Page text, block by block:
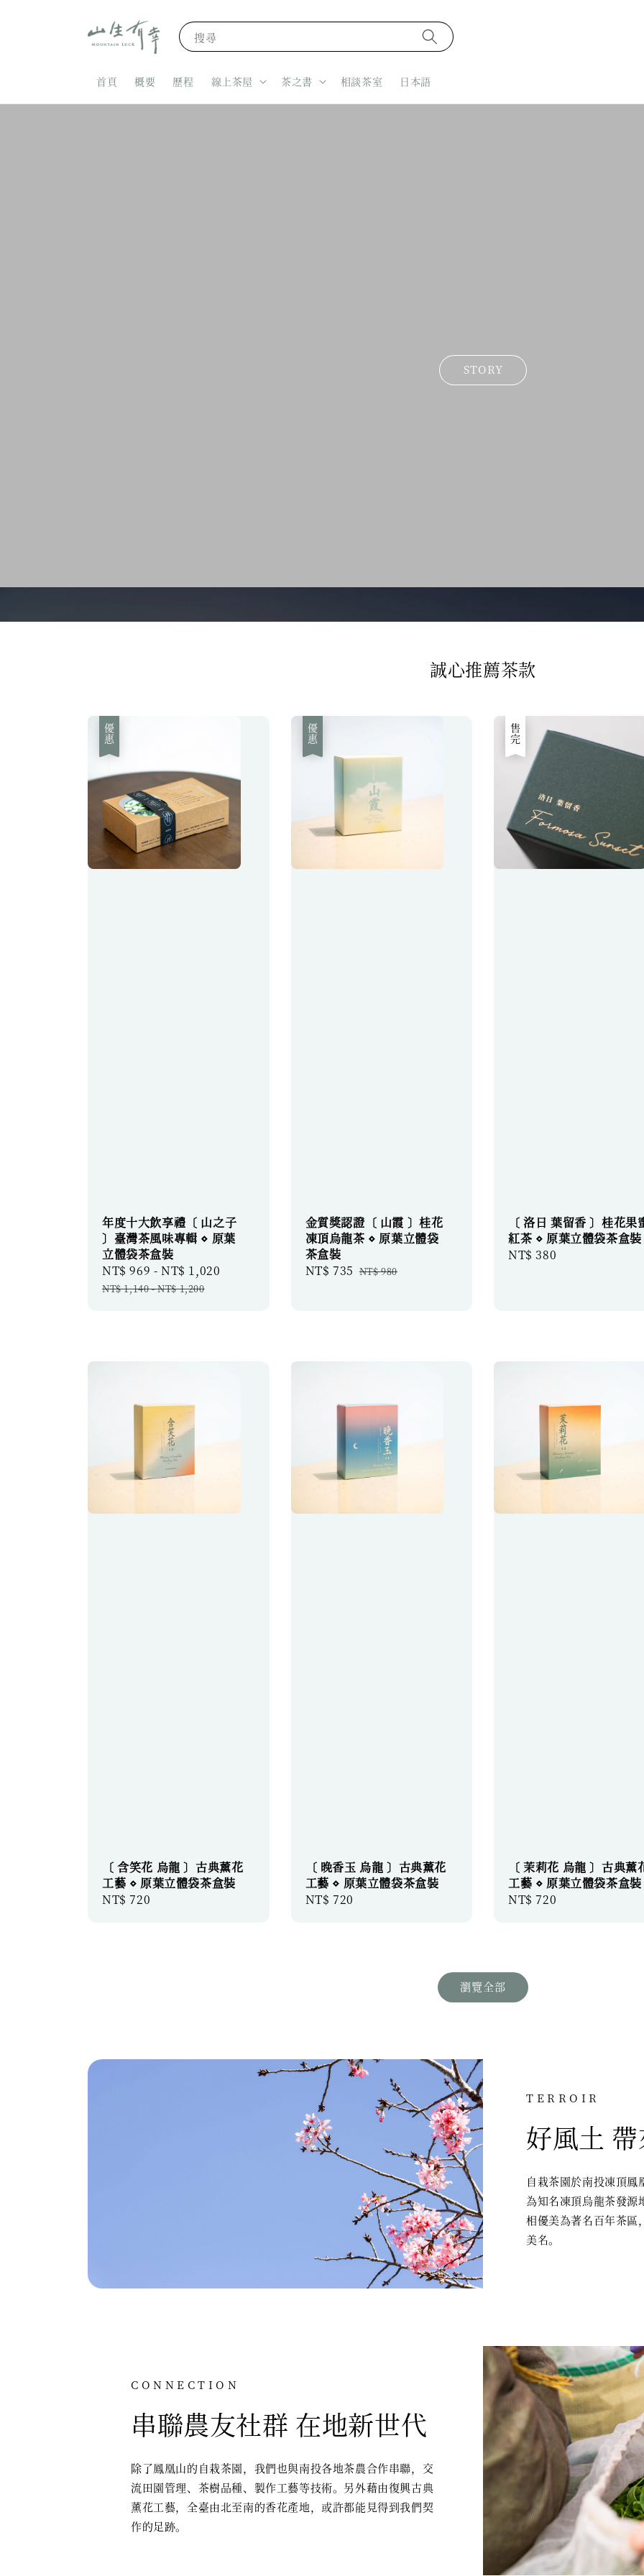
搜尋
首頁 概要 歷程 線上茶屋 茶之書 相談茶室 日本語
STORY
誠心推薦茶款
優惠
年度十大飲享禮〔 山之子
〕臺灣茶風味專輯 ⋄ 原葉
立體袋茶盒裝
Sale
price
NT$ 969 -NT$ 1,020
NT$ 1,140-NT$ 1,200
優惠
金質獎認證〔 山霞 〕桂花
凍頂烏龍茶 ⋄ 原葉立體袋
茶盒裝
Sale
NT$ 735 Regular
NT$ 980
售完
〔 洛日 葉留香 〕桂花果
紅茶 ⋄ 原葉立體袋茶盒裝
Regular
NT$ 380
〔 含笑花 烏龍 〕古典薰花
工藝 ⋄ 原葉立體袋茶盒裝
Regular
NT$ 720
〔 晚香玉 烏龍 〕古典薰花
工藝 ⋄ 原葉立體袋茶盒裝
Regular
NT$ 720
〔 茉莉花 烏龍 〕古典薰
工藝 ⋄ 原葉立體袋茶盒裝
Regular
NT$ 720
瀏覽全部
TERROIR
好風土
自栽茶園於南投凍頂
為知名凍頂烏龍茶發源
相優美為著名百年茶區
美名。
CONNECTION
串聯農友社群 在地新世代
除了鳳凰山的自栽茶園，我們也與南投各地茶農合作串聯，交
流田園管理、茶樹品種、製作工藝等技術。另外藉由復興古典
薰花工藝，全臺由北至南的香花產地，或許都能見得到我們契
作的足跡。